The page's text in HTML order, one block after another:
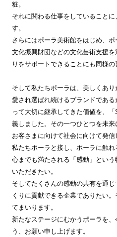
粧。
それに関わる仕事をしていること
す。
さらにはポーラ美術館をはじめ、
文化振興財団などの文化芸術支援
りをサポートできることにも同様の
そして私たちポーラは、美しくあり
愛され選ばれ続けるブランドであ
って大切に継承してきた価値を、
義しました。その一つひとつを未来
お客さまに向けて社会に向けて発信
私たちポーラと接し、ポーラに触れ
心までも満たされる「感動」とい
いただきたい。
そしてたくさんの感動の共有を通
くりに貢献できる企業でありたい
てまいります。
新たなステージにむかうポーラを
う、お願い申し上げます。